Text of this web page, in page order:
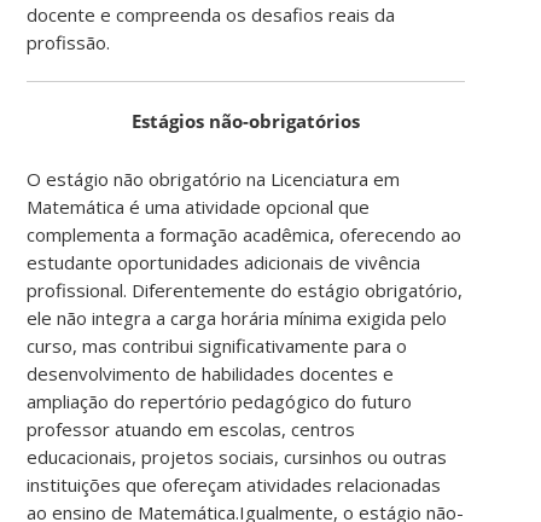
docente e compreenda os desafios reais da
profissão.
Estágios não-obrigatórios
O estágio não obrigatório na Licenciatura em
Matemática é uma atividade opcional que
complementa a formação acadêmica, oferecendo ao
estudante oportunidades adicionais de vivência
profissional. Diferentemente do estágio obrigatório,
ele não integra a carga horária mínima exigida pelo
curso, mas contribui significativamente para o
desenvolvimento de habilidades docentes e
ampliação do repertório pedagógico do futuro
professor atuando em escolas, centros
educacionais, projetos sociais, cursinhos ou outras
instituições que ofereçam atividades relacionadas
ao ensino de Matemática.Igualmente, o estágio não-